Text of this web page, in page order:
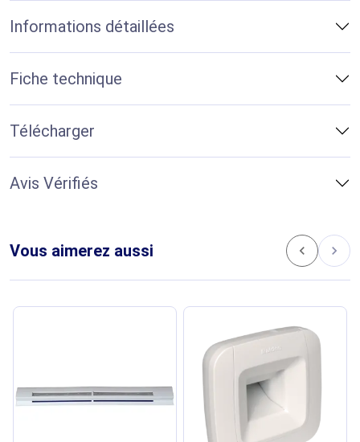
Informations détaillées
Fiche technique
Télécharger
Avis Vérifiés
Vous aimerez aussi chevron_left chevron_right